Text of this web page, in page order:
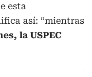
esta
así: “mientras
la USPEC